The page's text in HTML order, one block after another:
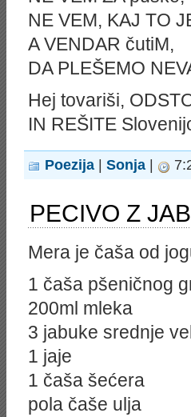
NE VEM, KAJ TO
A VENDAR čutiM,
DA PLEŠEMO
Hej tovariši,
IN REŠITE
Poezija Sonja
PECIVO Z
Mera je čaša od
1 čaša pšeničnog
200ml mleka
3 jabuke srednje
1 jaje
1 čaša šećera
pola čaše ulja